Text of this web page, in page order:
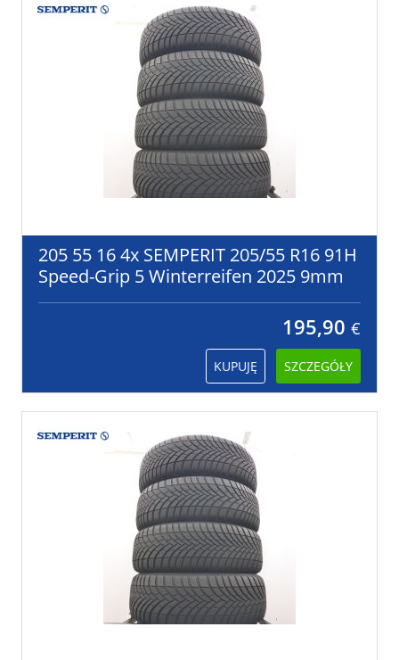
205 55 16 4x SEMPERIT 205/55 R16 91H
Speed-Grip 5 Winterreifen 2025 9mm
195,90 €
KUPUJĘ SZCZEGÓŁY